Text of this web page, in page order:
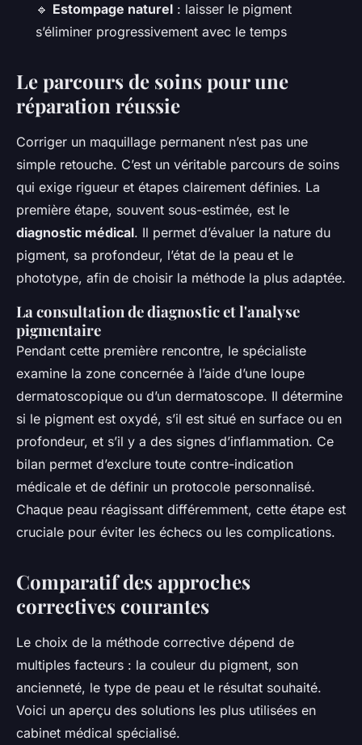
🔹 Estompage naturel : laisser le pigment
s’éliminer progressivement avec le temps
Le parcours de soins pour une
réparation réussie
Corriger un maquillage permanent n’est pas une
simple retouche. C’est un véritable parcours de soins
qui exige rigueur et étapes clairement définies. La
première étape, souvent sous-estimée, est le
diagnostic médical. Il permet d’évaluer la nature du
pigment, sa profondeur, l’état de la peau et le
phototype, afin de choisir la méthode la plus adaptée.
La consultation de diagnostic et l'analyse
pigmentaire
Pendant cette première rencontre, le spécialiste
examine la zone concernée à l’aide d’une loupe
dermatoscopique ou d’un dermatoscope. Il détermine
si le pigment est oxydé, s’il est situé en surface ou en
profondeur, et s’il y a des signes d’inflammation. Ce
bilan permet d’exclure toute contre-indication
médicale et de définir un protocole personnalisé.
Chaque peau réagissant différemment, cette étape est
cruciale pour éviter les échecs ou les complications.
Comparatif des approches
correctives courantes
Le choix de la méthode corrective dépend de
multiples facteurs : la couleur du pigment, son
ancienneté, le type de peau et le résultat souhaité.
Voici un aperçu des solutions les plus utilisées en
cabinet médical spécialisé.